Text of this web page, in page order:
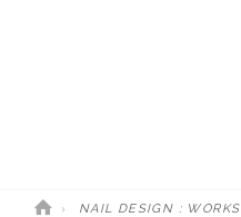
NAIL DESIGN : WORKS